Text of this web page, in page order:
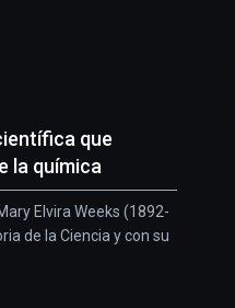
que
la química
Elvira Weeks (1892-
de la Ciencia y con su